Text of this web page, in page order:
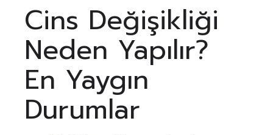
Cins Değişikliği
Neden Yapılır?
En Yaygın
Durumlar